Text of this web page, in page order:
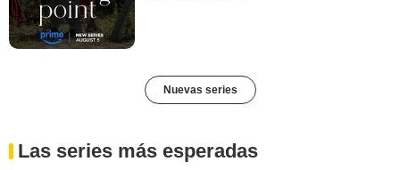
Nuevas series
Las series más esperadas